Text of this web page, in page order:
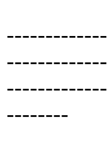
--------